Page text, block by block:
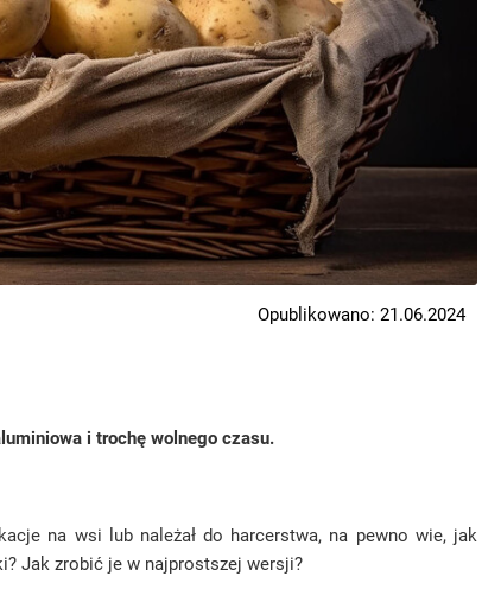
Opublikowano: 21.06.2024
i trochę wolnego czasu.
na wsi lub należał do harcerstwa, na pewno wie, jak
Jak zrobić je w najprostszej wersji?